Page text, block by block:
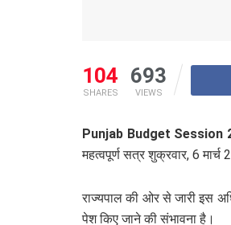
104
SHARES
693
VIEWS
Punjab Budget Session
महत्वपूर्ण सत्र शुक्रवार, 6
राज्यपाल की ओर से जारी इस
पेश किए जाने की संभावना है।